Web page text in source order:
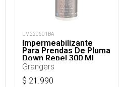
LM220601BA
Impermeabilizante
Para Prendas De Pluma
Down Repel 300 Ml
Grangers
$ 21.990